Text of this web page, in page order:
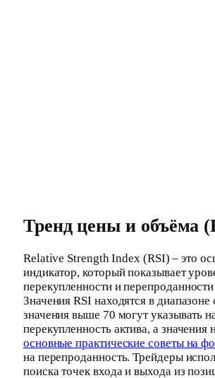
Тренд цены и объёма
Relative Strength Index (RSI) – это
индикатор, который показывает
перекупленности и перепроданности
Значения RSI находятся в диапазоне
значения выше 70 могут указывать
перекупленность актива, а
основные практические советы на
на перепроданность. Трейдеры
поиска точек входа и выхода из